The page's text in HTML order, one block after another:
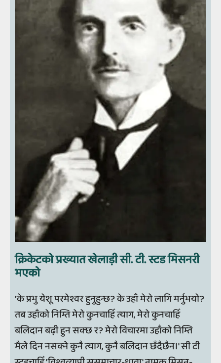
क्रिकेटको प्रख्यात खेलाड़ी सी. टी. स्टड मिसनरी
भएको
'के प्रभु येशू परमेश्वर हुनुहुन्छ? के उहाँ मेरो लागि मर्नुभयो?
तब उहाँको निम्ति मेरो कुनचाहिँ त्याग, मेरो कुनचाहिँ
बलिदान बढ़ी हुन सक्छ र? मेरो विचारमा उहाँको निम्ति
मैले दिन नसक्ने कुनै त्याग, कुनै बलिदान छँदैछैन।' सी टी